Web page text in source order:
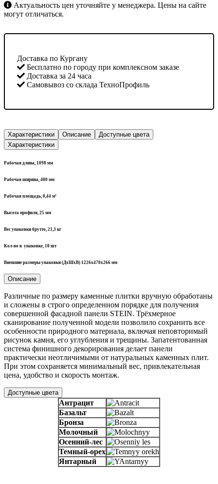
Актуальность цен уточняйте у менеджера. Цены на сайте
могут отличаться.
Доставка по Кургану
Бесплатно по городу при комплексном заказе
Доставка за 24 часа
Самовывоз со склада ТехноПрофиль
Характеристики Описание
Доступные цвета
Характеристики
Рабочая длина, 1098 мм
Рабочая ширина, 400 мм
Рабочая площадь, 0,44 м²
Высота профиля, 25 мм
Вес упаковки брутто, 21,3 кг
Кол-во в упаковке, 10 шт
Внешние размеры упаковки (ДхШхВ) 1226х470х266 мм
Описание
Различные по размеру каменные плитки вручную обработаны
и сложены в строго определенном порядке для получения
совершенной фасадной панели STEIN. Трёхмерное
сканирование полученной модели позволило сохранить все
особенности природного материала, включая неповторимый
рисунок камня, его углубления и трещины. Запатентованная
система финишного декорирования делает панели
практически неотличимыми от натуральных каменных плит.
При этом сохраняется минимальный вес, привлекательная
цена, удобство и скорость монтаж.
Доступные цвета
Антрацит
Базальт
Бронза
Молочный
Осенний-лес
Темный-орех
Янтарный